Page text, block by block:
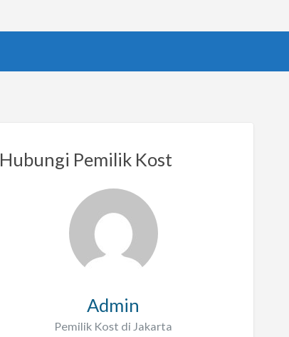
Hubungi Pemilik Kost
Admin
Pemilik Kost di Jakarta